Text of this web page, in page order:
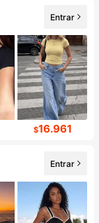
Entrar
$16.961
Entrar